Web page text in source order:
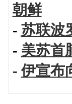
朝鲜
- 苏联波
- 美苏首
-伊宣布